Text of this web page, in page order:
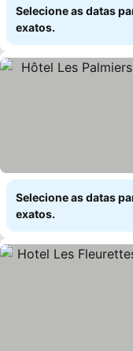
Selecione as datas
exatos.
Selecione as datas
exatos.